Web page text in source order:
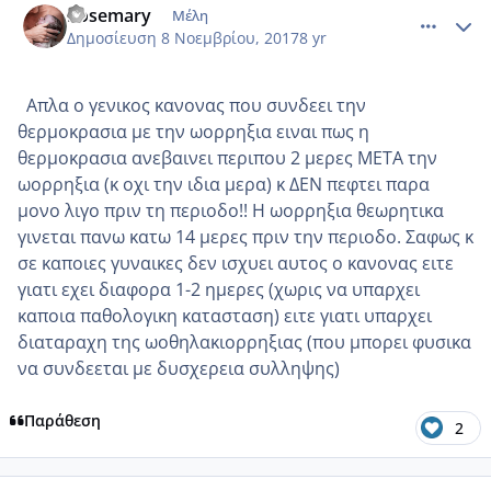
Rosemary Μέλη
Δημοσίευση 8 Νοεμβρίου, 20178 yr
Απλα ο γενικος κανονας που συνδεει την
θερμοκρασια με την ωορρηξια ειναι πως η
θερμοκρασια ανεβαινει περιπου 2 μερες ΜΕΤΑ την
ωορρηξια (κ οχι την ιδια μερα) κ ΔΕΝ πεφτει παρα
μονο λιγο πριν τη περιοδο!! Η ωορρηξια θεωρητικα
γινεται πανω κατω 14 μερες πριν την περιοδο. Σαφως κ
σε καποιες γυναικες δεν ισχυει αυτος ο κανονας ειτε
γιατι εχει διαφορα 1-2 ημερες (χωρις να υπαρχει
καποια παθολογικη κατασταση) ειτε γιατι υπαρχει
διαταραχη της ωοθηλακιορρηξιας (που μπορει φυσικα
να συνδεεται με δυσχερεια συλληψης)
Παράθεση 2